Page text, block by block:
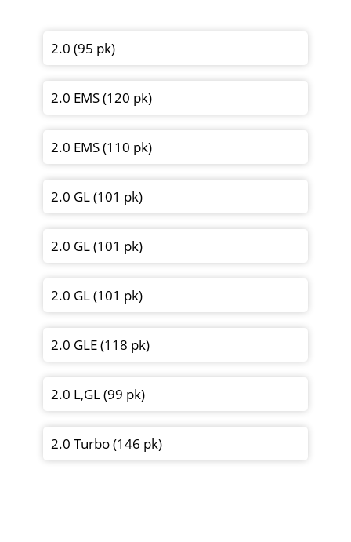
2.0 (95 pk)
2.0 EMS (120 pk)
2.0 EMS (110 pk)
2.0 GL (101 pk)
2.0 GL (101 pk)
2.0 GL (101 pk)
2.0 GLE (118 pk)
2.0 L,GL (99 pk)
2.0 Turbo (146 pk)